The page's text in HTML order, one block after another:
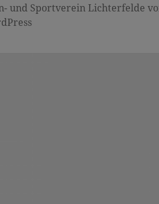
und Sportverein Lichterfelde